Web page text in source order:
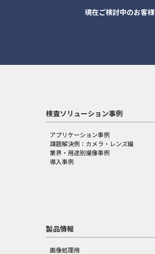
現在ご検討中のお客様
検査ソリューション事例
アプリケーション事例
課題解決例：カメラ・レンズ編
業界・用途別撮像事例
導入事例
製品情報
画像処理用